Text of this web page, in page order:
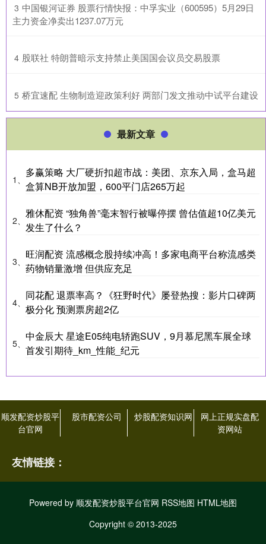
3 ​中国银河证券 股票行情快报：中孚实业（600595）5月29日
主力资金净卖出1237.07万元
4 ​股联社 特朗普暗示支持禁止美国国会议员交易股票
5 ​桥宜速配 生物制造迎政策利好 两部门发文推动中试平台建设
最新文章
1、
多赢策略 大厂硬折扣超市战：美团、京东入局，盒马超
盒算NB开放加盟，600平门店265万起
2、
雅休配资 “独角兽”毫末智行被曝停摆 曾估值超10亿美元
发生了什么？
3、
旺润配资 流感概念股持续冲高！多家电商平台称流感类
药物销量激增 但供应充足
4、
同花配 退票率高？《狂野时代》屡登热搜：影片口碑两
极分化 预测票房超2亿
5、
中金辰大 星途E05纯电轿跑SUV，9月慕尼黑车展全球
首发引期待_km_性能_纪元
顺发配资炒股平
台官网
股市配资公司 炒股配资知识网
网上正规实盘配
资网站
友情链接：
Powered by 顺发配资炒股平台官网 RSS地图 HTML地图
Copyright © 2013-2025